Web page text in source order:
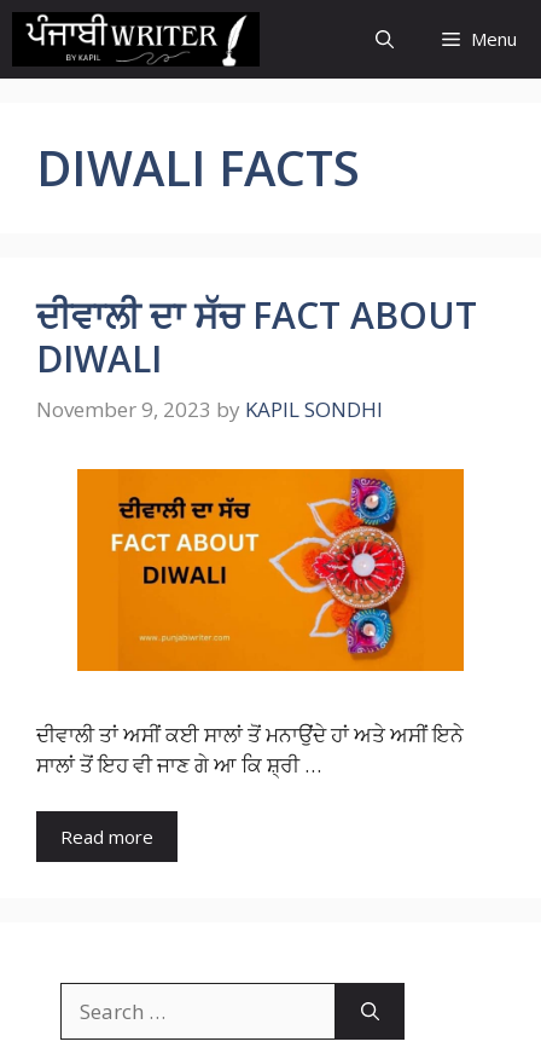
Skip
content
Menu
DIWALI FACTS
ਦੀਵਾਲੀ ਦਾ ਸੱਚ FACT ABOUT
DIWALI
November 9, 2023 by KAPIL SONDHI
ਦੀਵਾਲੀ ਤਾਂ ਅਸੀਂ ਕਈ ਸਾਲਾਂ ਤੋਂ ਮਨਾਉਂਦੇ ਹਾਂ ਅਤੇ ਅਸੀਂ ਇਨੇ
ਸਾਲਾਂ ਤੋਂ ਇਹ ਵੀ ਜਾਣ ਗੇ ਆ ਕਿ ਸ਼੍ਰੀ …
Read more
for: